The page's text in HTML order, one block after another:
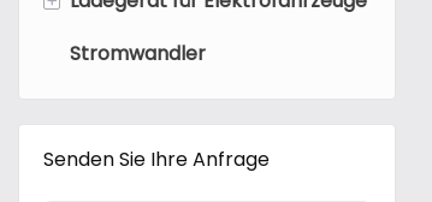
Fluxgate-Stromsensor
Rogowski-Spulenstromsensor
Tragbares Ladegerät für
Stromwandler
Senden Sie Ihre Anfrage